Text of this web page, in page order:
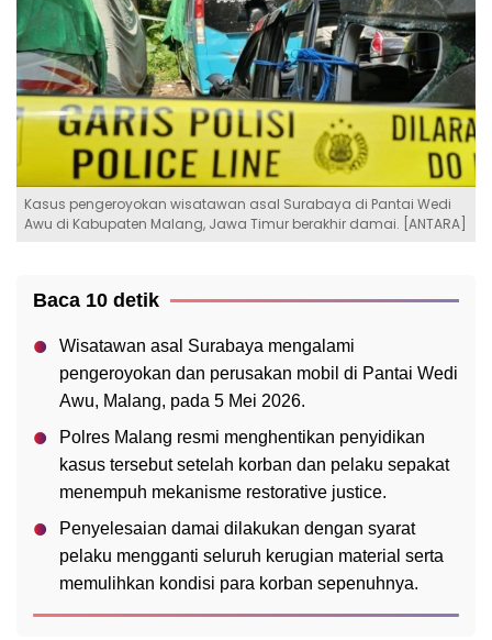
Kasus pengeroyokan wisatawan asal Surabaya di Pantai Wedi
Awu di Kabupaten Malang, Jawa Timur berakhir damai. [ANTARA]
Baca 10 detik
Wisatawan asal Surabaya mengalami
pengeroyokan dan perusakan mobil di Pantai Wedi
Awu, Malang, pada 5 Mei 2026.
Polres Malang resmi menghentikan penyidikan
kasus tersebut setelah korban dan pelaku sepakat
menempuh mekanisme restorative justice.
Penyelesaian damai dilakukan dengan syarat
pelaku mengganti seluruh kerugian material serta
memulihkan kondisi para korban sepenuhnya.